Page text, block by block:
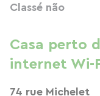
Classé não
Casa perto
internet Wi-
74 rue Michelet